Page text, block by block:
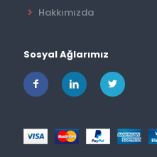
Hakkımızda
Sosyal Ağlarımız